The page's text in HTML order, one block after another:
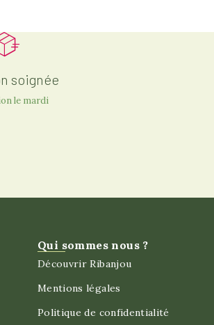
soignée
le mardi
Qui sommes nous ?
Découvrir Ribanjou
Mentions légales
Politique de confidentialité